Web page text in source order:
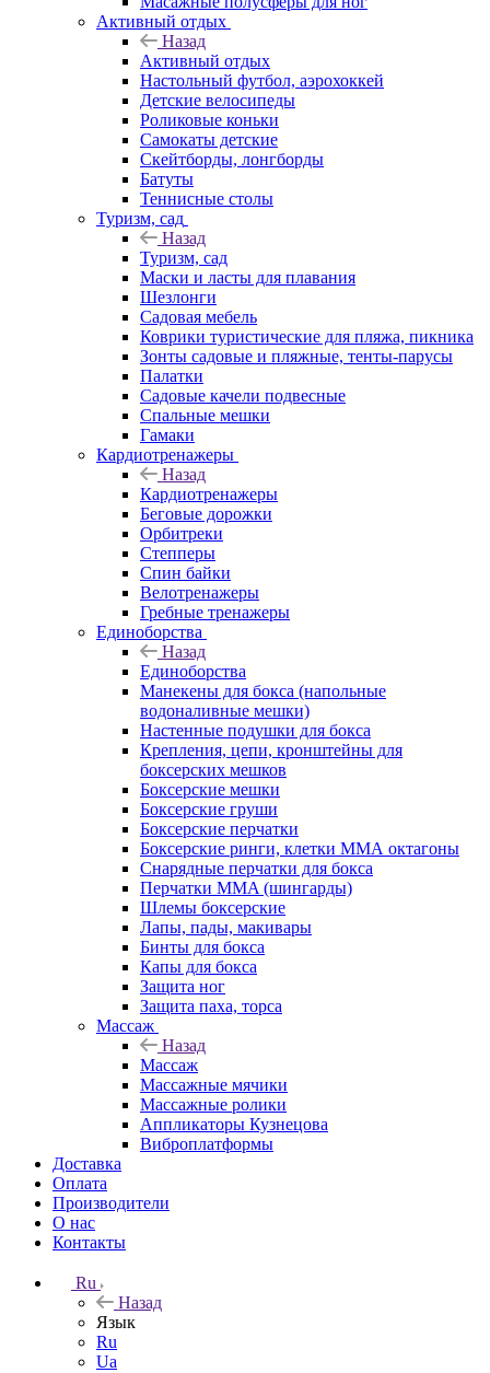
Активный отдых
Назад
Активный отдых
Настольный футбол, аэрохоккей
Детские велосипеды
Роликовые коньки
Самокаты детские
Скейтборды, лонгборды
Батуты
Теннисные столы
Туризм, сад
Назад
Туризм, сад
Маски и ласты для плавания
Шезлонги
Садовая мебель
Коврики туристические для пляжа, пикника
Зонты садовые и пляжные, тенты-парусы
Палатки
Садовые качели подвесные
Спальные мешки
Гамаки
Кардиотренажеры
Назад
Кардиотренажеры
Беговые дорожки
Орбитреки
Степперы
Спин байки
Велотренажеры
Гребные тренажеры
Единоборства
Назад
Единоборства
Манекены для бокса (напольные
водоналивные мешки)
Настенные подушки для бокса
Крепления, цепи, кронштейны для
боксерских мешков
Боксерские мешки
Боксерские груши
Боксерские перчатки
Боксерские ринги, клетки ММА октагоны
Снарядные перчатки для бокса
Перчатки MMA (шингарды)
Шлемы боксерские
Лапы, пады, макивары
Бинты для бокса
Капы для бокса
Защита ног
Защита паха, торса
Массаж
Назад
Массаж
Массажные мячики
Массажные ролики
Аппликаторы Кузнецова
Виброплатформы
Доставка
Оплата
Производители
О нас
Контакты
Ru
Назад
Язык
Ru
Ua